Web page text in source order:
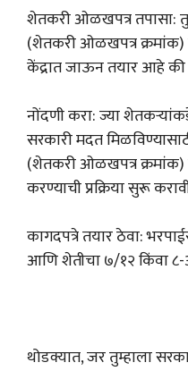
शेतकरी ओळखपत्र तपासा:
(शेतकरी ओळखपत्र क्रमांक)
केंद्रात जाऊन तयार आहे की
नोंदणी करा: ज्या
सरकारी मदत
(शेतकरी ओळखपत्र क्रमांक)
करण्याची प्रक्रिया सुरू
कागदपत्रे तयार ठेवा:
आणि शेतीचा ७/१२ किंवा ८-
थोडक्यात, जर तुम्हाला